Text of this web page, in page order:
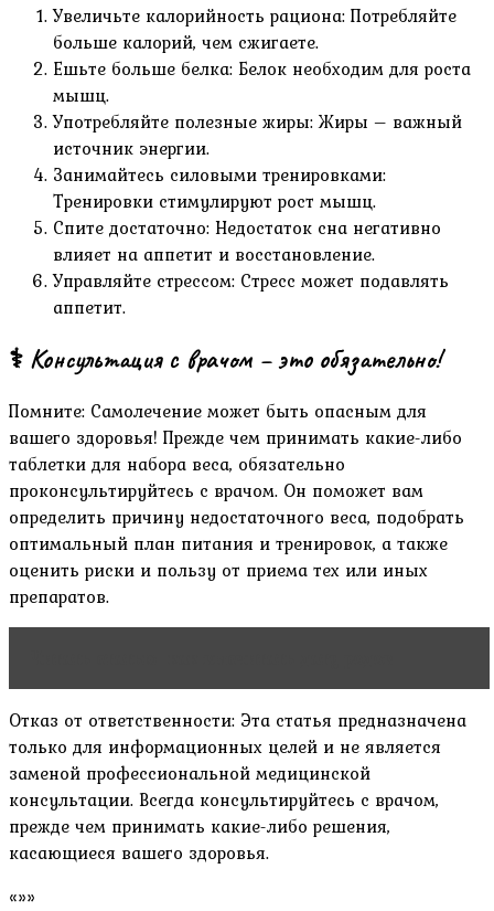
Увеличьте калорийность рациона: Потребляйте
больше калорий, чем сжигаете.
Ешьте больше белка: Белок необходим для роста
мышц.
Употребляйте полезные жиры: Жиры – важный
источник энергии.
Занимайтесь силовыми тренировками:
Тренировки стимулируют рост мышц.
Спите достаточно: Недостаток сна негативно
влияет на аппетит и восстановление.
Управляйте стрессом: Стресс может подавлять
аппетит.
‍⚕️ Консультация с врачом – это обязательно!
Помните: Самолечение может быть опасным для
вашего здоровья! Прежде чем принимать какие-либо
таблетки для набора веса, обязательно
проконсультируйтесь с врачом. Он поможет вам
определить причину недостаточного веса, подобрать
оптимальный план питания и тренировок, а также
оценить риски и пользу от приема тех или иных
препаратов.
Отказ от ответственности: Эта статья предназначена
только для информационных целей и не является
заменой профессиональной медицинской
консультации. Всегда консультируйтесь с врачом,
прежде чем принимать какие-либо решения,
касающиеся вашего здоровья.
«»»